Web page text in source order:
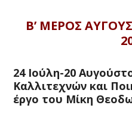
Β’ ΜΕΡΟΣ
24 Ιούλη-20
Καλλιτεχνών και
έργο του Μίκη